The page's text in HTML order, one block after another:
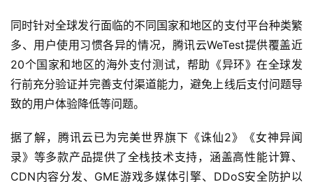
十
三
金
茶
奖
7
同时针对全球发行面临的不同国家和地区的支付平台种类繁
多、用户使用习惯各异的情况，腾讯云WeTest提供覆盖近
20个国家和地区的海外支付测试，帮助《异环》在全球发
行前充分验证并完善支付渠道能力，避免上线后支付问题导
致的用户体验降低等问题。
据了解，腾讯云已为完美世界旗下《诛仙2》《女神异闻
录》等多款产品提供了全栈技术支持，涵盖高性能计算、
CDN内容分发、GME游戏多媒体引擎、DDoS安全防护以